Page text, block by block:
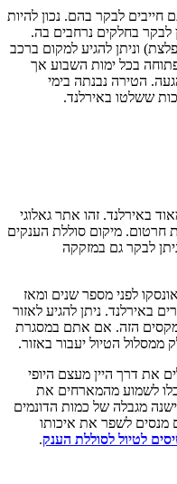
לבקר בהם. נכון להיות
לבקר בחלקים נרחבים בה.
וניתן להגיע למקום ברכב
בכל ימות השבוע אך
הטירה נבנתה בימי
ששלטו באירלנד.
באירלנד. זהו אתר גאלוגי
חרטום. מיקום סוללת הענקים
לבקר גם במזקקה
לפני מספר שנים ומאז
באירלנד. ניתן להגיע לאזור
הזה. אם אתם במסגרת
ממסלול הטיול יעבור באזור.
את דרך היין מעצם היופי
לשמוע מהמארחים את
ישנה מגבלה של כמות הדונמים
מנסים לשפר את איכותו
לטיול לסוללת הענק.